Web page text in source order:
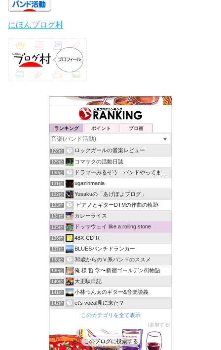
にほんブログ村
ランキング ポイント ブロ画
128位 ロックガールの音楽レビュー
129位 コマサクの活動日誌
130位 ドラマーみるぞう バンドやってまするぅ
131位 ugazinmania
132位 Yusakuの「あげぽよブログ」
133位 ピアノとギターDTMの作曲の軌跡
134位 カレーライス
135位 ドッサウェイ like a rolling stone
136位 48X-CD-R
137位 BLUESパンチドランカー
138位 30歳からのＶ系バンドのススメ
139位 俺 様 哲 学〜新宿ゴールデン街物語
140位 大正駄日記
141位 小林つん太のギター&音楽談義
142位 et's vocal見に来た？
このカテゴリを全て表示
参加する
このブログに投票する